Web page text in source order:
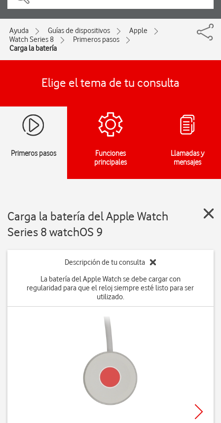
Ayuda Guías de dispositivos
Apple
Watch Series 8
Primeros pasos
Carga la batería
Elige el tema de tu consulta
Primeros pasos
Funciones
principales
Llamadas y
mensajes
Carga la batería del Apple Watch
Series 8 watchOS 9
Descripción de tu consulta
La batería del Apple Watch se debe cargar con
regularidad para que el reloj siempre esté listo para ser
utilizado.